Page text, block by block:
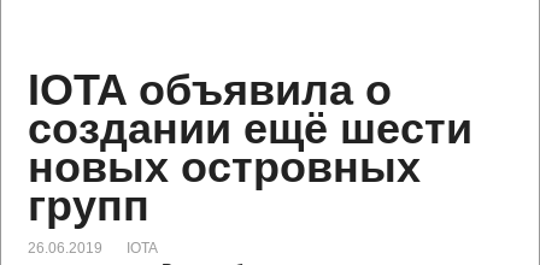
IOTA объявила о
создании ещё шести
новых островных
групп
26.06.2019 IOTA